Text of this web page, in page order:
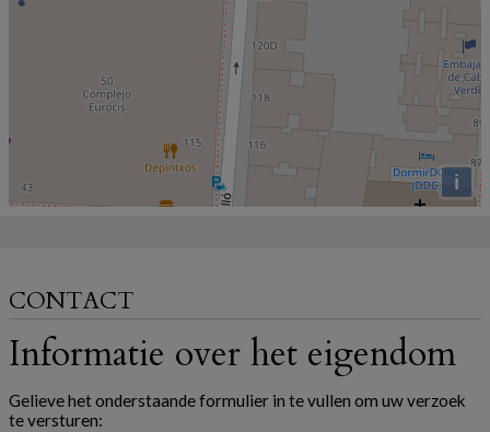
i
CONTACT
Informatie over het eigendom
Gelieve het onderstaande formulier in te vullen om uw verzoek
te versturen: